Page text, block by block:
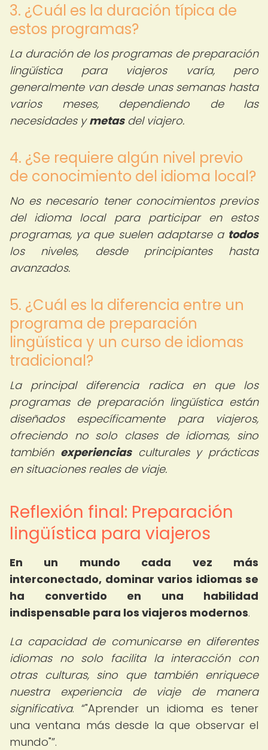
3. ¿Cuál es la duración típica de
estos programas?
La duración de los programas de preparación
lingüística para viajeros varía, pero
generalmente van desde unas semanas hasta
varios meses, dependiendo de las
necesidades ymetasdel viajero.
4. ¿Se requiere algún nivel previo
de conocimiento del idioma local?
No es necesario tener conocimientos previos
del idioma local para participar en estos
programas, ya que suelen adaptarse a todos
los niveles, desde principiantes hasta
avanzados.
5. ¿Cuál es la diferencia entre un
programa de preparación
lingüística y un curso de idiomas
tradicional?
La principal diferencia radica en que los
programas de preparación lingüística están
diseñados específicamente para viajeros,
ofreciendo no solo clases de idiomas, sino
también experienciasculturales y prácticas
en situaciones reales de viaje.
Reflexión final: Preparación
lingüística para viajeros
En un mundo cada vez más
interconectado, dominar varios idiomas se
ha convertido en una habilidad
indispensable para los viajeros modernos.
La capacidad de comunicarse en diferentes
idiomas no solo facilita la interacción con
otras culturas, sino que también enriquece
nuestra experiencia de viaje de manera
significativa. "Aprender un idioma es tener
una ventana más desde la que observar el
mundo" .